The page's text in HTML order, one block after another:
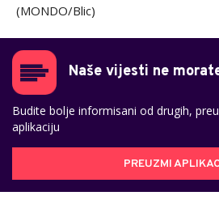
(MONDO/Blic)
Naše vijesti ne
Budite bolje informisani od drugih,
aplikaciju
PREUZMI